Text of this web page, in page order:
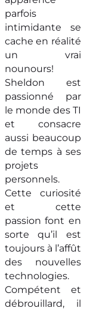
parfois
intimidante se
cache en réalité
un vrai
nounours!
Sheldon est
passionné par
le monde des TI
et consacre
aussi beaucoup
de temps à ses
projets
personnels.
Cette curiosité
et cette
passion font en
sorte qu’il est
toujours à l’affût
des nouvelles
technologies.
Compétent et
débrouillard, il